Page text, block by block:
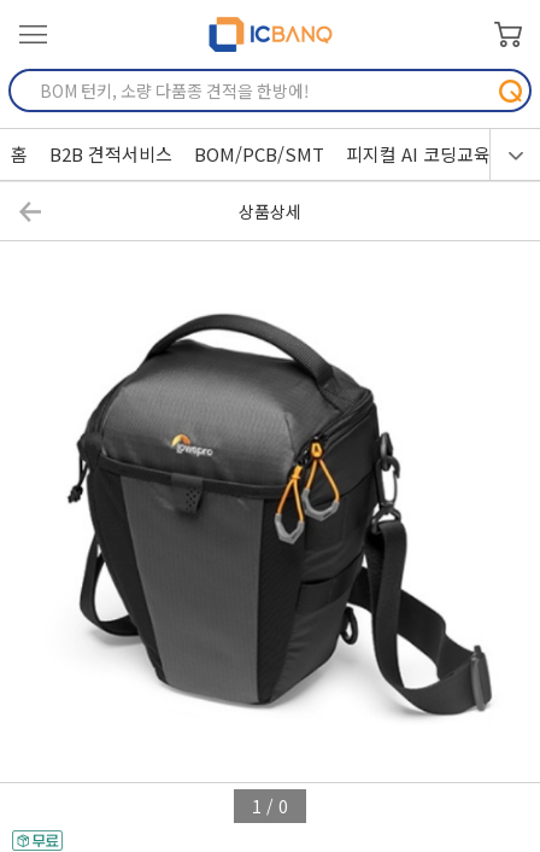
홈 B2B 견적서비스 BOM/PCB/SMT 피지컬 AI 코딩교육
상품상세
1 / 0